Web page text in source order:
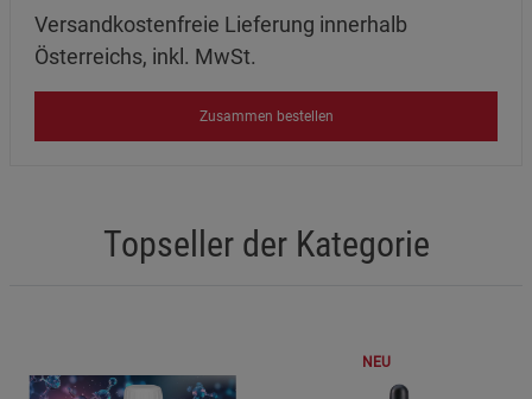
Versandkostenfreie Lieferung innerhalb
Österreichs, inkl. MwSt.
Zusammen bestellen
Topseller der Kategorie
NEU